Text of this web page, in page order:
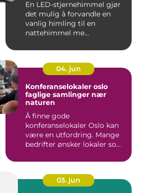
En LED-stjernehimmel gjør
det mulig å forvandle en
vanlig himling til en
nattehimmel me...
04. jun
Konferanselokaler oslo
faglige samlinger nær
naturen
Å finne gode
konferanselokaler Oslo kan
være en utfordring. Mange
bedrifter ønsker lokaler som
03. jun